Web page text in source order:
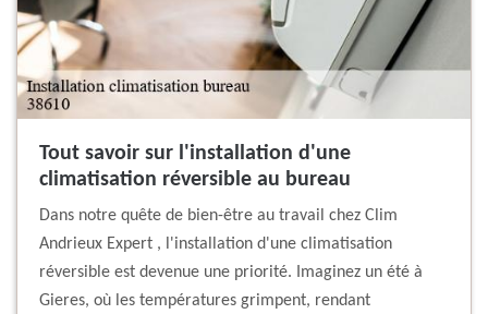
Tout savoir sur l'installation d'une
climatisation réversible au bureau
Dans notre quête de bien-être au travail chez Clim
Andrieux Expert , l'installation d'une climatisation
réversible est devenue une priorité. Imaginez un été à
Gieres, où les températures grimpent, rendant